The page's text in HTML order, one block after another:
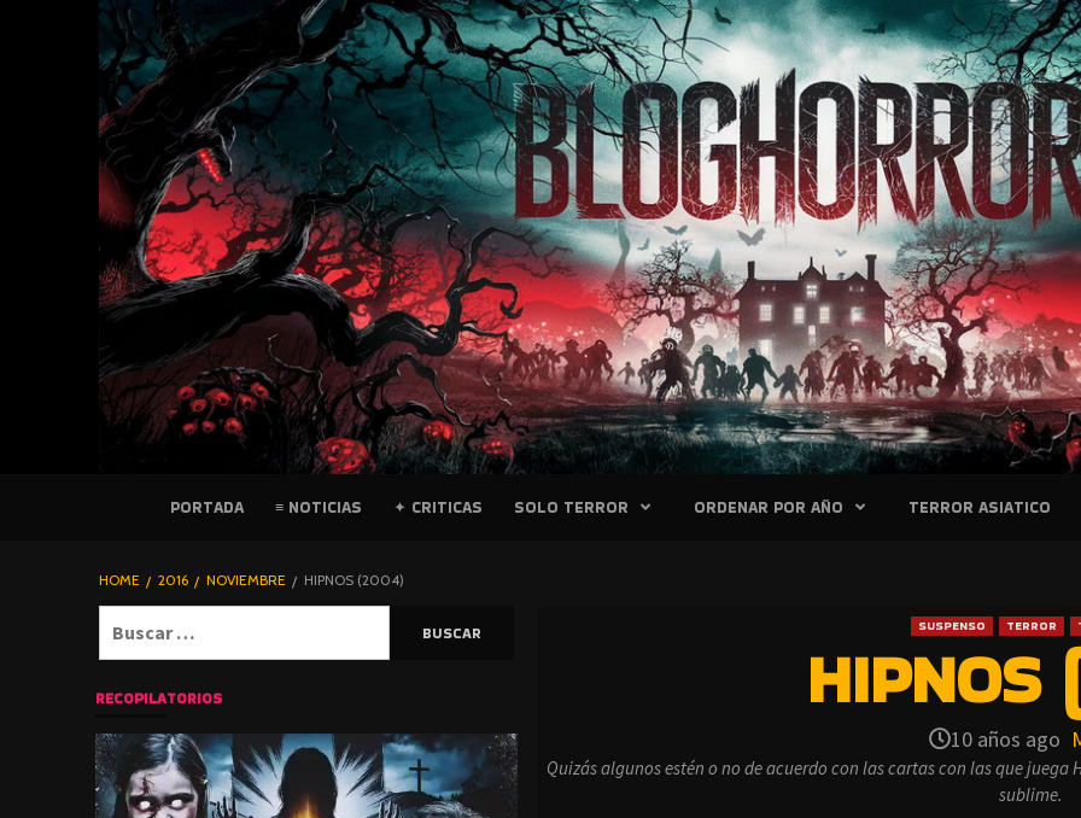
PELICULAS
BLOGHORROR
⋆
PORTADA ≡ NOTICIAS ✦ CRITICAS SOLO TERROR ORDENAR POR AÑO TERROR ASIATICO
HOME 2016 NOVIEMBRE HIPNOS (2004)
SUSPENSO TERROR
HIPNOS
10 años ago
Quizás algunos estén o no de acuerdo con las cartas con las que
sublime.
RECOPILATORIOS